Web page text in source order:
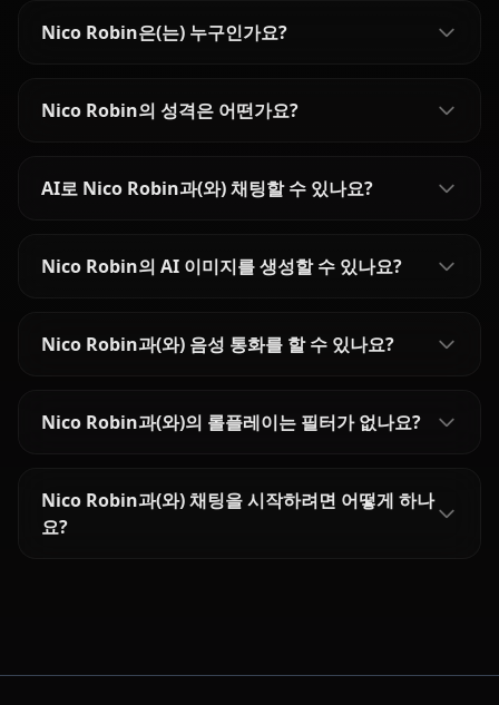
Nico Robin은(는) 누구인가요?
Nico Robin의 성격은 어떤가요?
AI로 Nico Robin과(와) 채팅할 수 있나요?
Nico Robin의 AI 이미지를 생성할 수 있나요?
Nico Robin과(와) 음성 통화를 할 수 있나요?
Nico Robin과(와)의 롤플레이는 필터가 없나요?
Nico Robin과(와) 채팅을 시작하려면 어떻게 하나
요?